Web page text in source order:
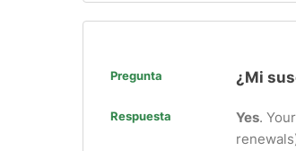
Pregunta ¿Mi
Respuesta Yes.